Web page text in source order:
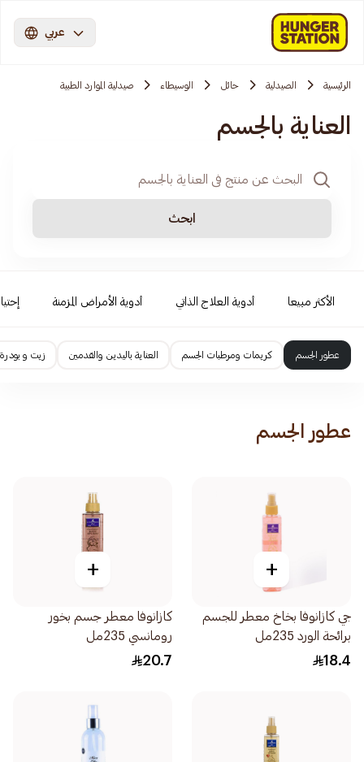
عربي
الرئيسية الصيدلية حائل الوسيطاء صيدلية الموارد الطبية
العناية بالجسم
ابحث
الأكثر مبيعا أدوية العلاج الذاتي أدوية الأمراض المزمنة
عطور الجسم كريمات ومرطبات الجسم العناية باليدين والقدمين زيت و
عطور الجسم
+
جي كازانوفا بخاخ معطر للجسم
برائحة الورد 235مل
18.4
+
كازانوفا معطر جسم بخور
رومانسي 235مل
20.7